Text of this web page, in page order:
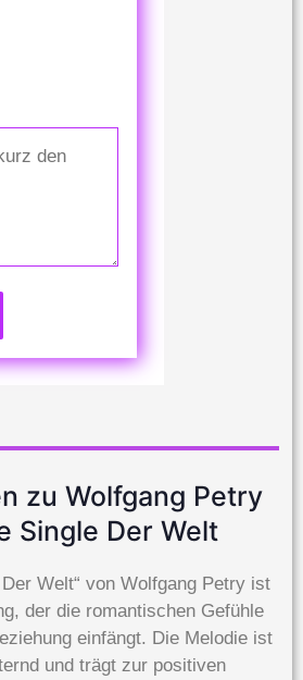
zu Wolfgang Petry
Single Der Welt
Welt“ von Wolfgang Petry ist
der die romantischen Gefühle
einfängt. Die Melodie ist
und trägt zur positiven